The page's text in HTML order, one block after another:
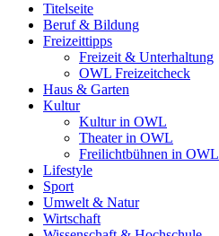
Titelseite
Beruf & Bildung
Freizeittipps
Freizeit & Unterhaltung
OWL Freizeitcheck
Haus & Garten
Kultur
Kultur in OWL
Theater in OWL
Freilichtbühnen in OWL
Lifestyle
Sport
Umwelt & Natur
Wirtschaft